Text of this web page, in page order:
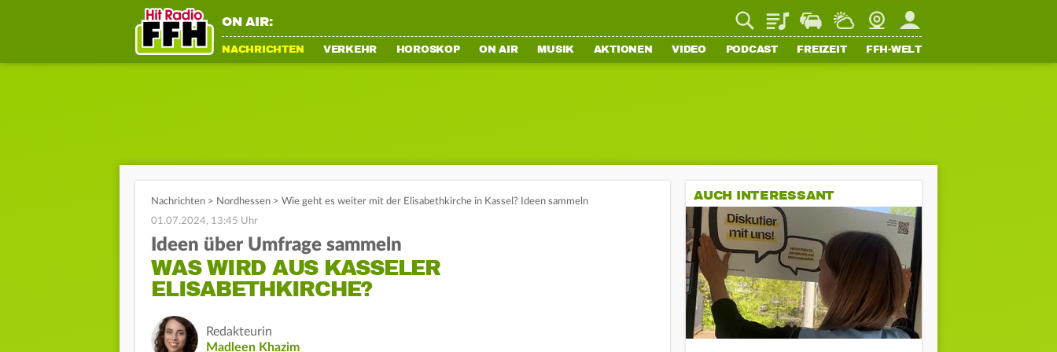
ON AIR: PlaylistStaupilotWetterWebcamMein FFH
NACHRICHTEN VERKEHR HOROSKOP ON AIR MUSIK AKTIONEN VIDEO PODCAST FREIZEIT FFH-WELT
Nachrichten > Nordhessen > Wie geht es weiter mit der Elisabethkirche in Kassel? Ideen sammeln
01.07.2024, 13:45 Uhr
Ideen über Umfrage sammeln
WAS WIRD AUS KASSELER
ELISABETHKIRCHE?
Redakteurin
Madleen Khazim
AUCH INTERESSANT